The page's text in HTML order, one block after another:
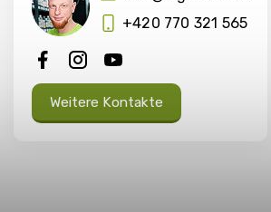
+420 770 321 565
Weitere Kontakte